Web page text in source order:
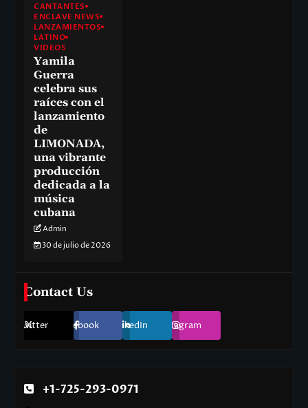
CANTANTES
ENCLAVE NEWS
LANZAMIENTOS
LATINO
VIDEOS
Yamila
Guerra
celebra sus
raíces con el
lanzamiento
de
LIMONADA,
una vibrante
producción
dedicada a la
música
cubana
Admin
30 de julio de 2026
Contact Us
Twitter Facebook LinkedIn Instagram
+1-725-293-0971